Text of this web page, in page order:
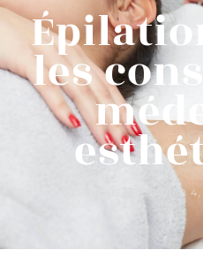
les
FÉVRIER